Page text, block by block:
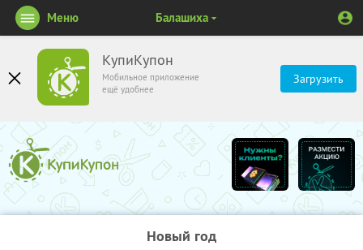
КупиКупон
Мобильное приложение
ещё удобнее
Загрузить
Меню Балашиха
Новый год